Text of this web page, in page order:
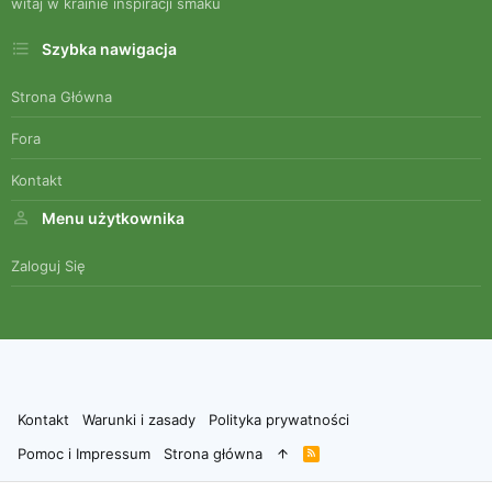
Szybka nawigacja
Strona Główna
Fora
Kontakt
Menu użytkownika
Zaloguj Się
Kontakt Warunki i zasady
Polityka prywatności
Pomoc i Impressum
Strona główna
R
S
S